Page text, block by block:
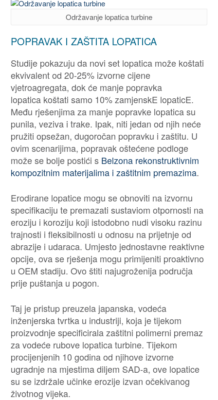
Održavanje lopatica turbine
POPRAVAK I ZAŠTITA LOPATICA
Studije pokazuju da novi set lopatica može koštati
ekvivalent od 20-25% izvorne cijene
vjetroagregata, dok će manje popravka
lopatica koštati samo 10% zamjenskE lopaticE.
Među rješenjima za manje popravke lopatica su
punila, veziva i trake. Ipak, niti jedan od njih neće
pružiti opsežan, dugoročan popravku i zaštitu. U
ovim scenarijima, popravak oštećene podloge
može se bolje postići s Belzona rekonstruktivnim
kompozitnim materijalima i zaštitnim premazima.
Erodirane lopatice mogu se obnoviti na izvornu
specifikaciju te premazati sustaviom otpornosti na
eroziju i koroziju koji istodobno nudi visoku razinu
trajnosti i fleksibilnosti u odnosu na prijetnje od
abrazije i udaraca. Umjesto jednostavne reaktivne
opcije, ova se rješenja mogu primijeniti proaktivno
u OEM stadiju. Ovo štiti najugroženija područja
prije puštanja u pogon.
Taj je pristup preuzela japanska, vodeća
inženjerska tvrtka u industriji, koja je tijekom
proizvodnje specificirala zaštitni polimerni premaz
za vodeće rubove lopatica turbine. Tijekom
procijenjenih 10 godina od njihove izvorne
ugradnje na mjestima diljem SAD-a, ove lopatice
su se izdržale učinke erozije izvan očekivanog
životnog vijeka.